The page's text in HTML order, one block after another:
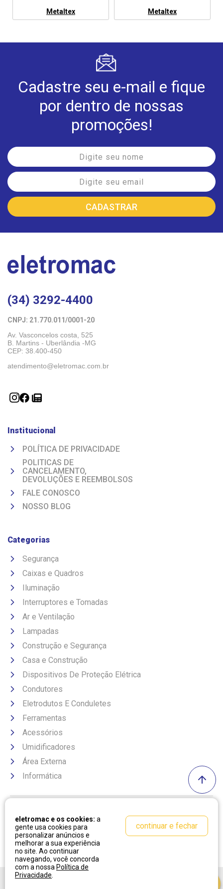
Metaltex Metaltex
Cadastre seu e-mail e fique
por dentro de nossas
promoções!
(34) 3292-4400
CNPJ: 21.770.011/0001-20
Av. Vasconcelos costa, 525
B. Martins - Uberlândia -MG
CEP: 38.400-450
atendimento@eletromac.com.br
Institucional
POLÍTICA DE PRIVACIDADE
POLITICAS DE
CANCELAMENTO,
DEVOLUÇÕES E REEMBOLSOS
FALE CONOSCO
NOSSO BLOG
Categorias
Segurança
Caixas e Quadros
Iluminação
Interruptores e Tomadas
Ar e Ventilação
Lampadas
Construção e Segurança
Casa e Construção
Dispositivos De Proteção Elétrica
Condutores
Eletrodutos E Conduletes
Ferramentas
Acessórios
Umidificadores
Área Externa
Informática
eletromac e os cookies: a
gente usa cookies para
personalizar anúncios e
melhorar a sua experiência
no site. Ao continuar
navegando, você concorda
com a nossa Política de
Privacidade
continuar e fechar